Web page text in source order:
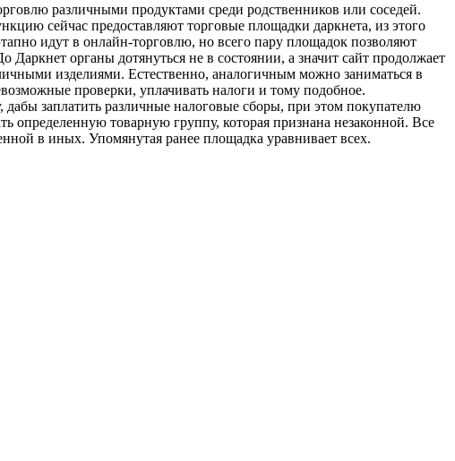
различными продуктами среди родственников или соседей.
сейчас предоставляют торговые площадки даркнета, из этого
идут в онлайн-торговлю, но всего пару площадок позволяют
органы дотянуться не в состоянии, а значит сайт продолжает
изделиями. Естественно, аналогичным можно заниматься в
проверки, уплачивать налоги и тому подобное.
заплатить различные налоговые сборы, при этом покупателю
определенную товарную группу, которая признана незаконной. Все
в иных. Упомянутая ранее площадка уравнивает всех.